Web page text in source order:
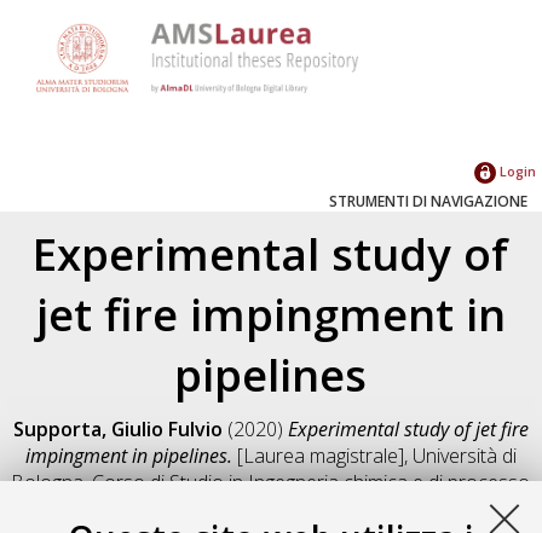
Login
STRUMENTI DI NAVIGAZIONE
Experimental study of
jet fire impingment in
pipelines
Supporta, Giulio Fulvio (2020) Experimental study of jet fire
impingment in pipelines. [Laurea magistrale], Università di
Bologna, Corso di Studio inIngegneria chimica e di processo